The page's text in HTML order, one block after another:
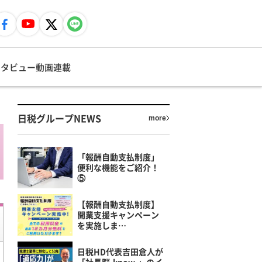
ビュー動画連載
日税グループNEWS more
「報酬自動支払制度」
便利な機能をご紹介！
⑤
【報酬自動支払制度】
開業支援キャンペーン
を実施しま…
日税HD代表吉田倉人が